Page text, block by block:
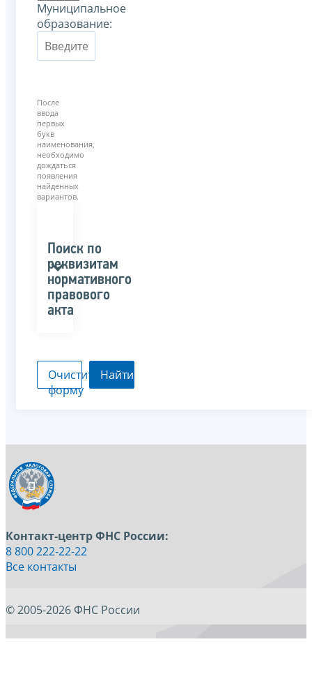
Муниципальное
образование:
После
ввода
первых
букв
наименования,
необходимо
дождаться
появления
найденных
вариантов.
Поиск по
реквизитам
нормативного
правового
акта
Очистить
форму
Контакт-центр ФНС России:
8 800 222-22-22
Все контакты
© 2005-2026 ФНС России